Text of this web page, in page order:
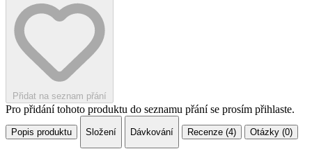
Přidat na seznam přání
Pro přidání tohoto produktu do seznamu přání se prosím přihlaste.
Popis produktu Složení Dávkování Recenze (4) Otázky (0)